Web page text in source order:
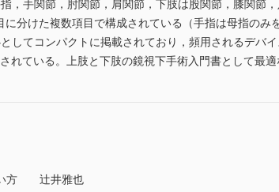
，手関節，肘関節，肩関節，下肢は股関節，膝関節
分けた複数項目で構成されている（手指は母指のみ
してコンパクトに掲載されており，頻用されるデバ
れている。上肢と下肢の鏡視下手術入門書として最適
い方 辻井雅也